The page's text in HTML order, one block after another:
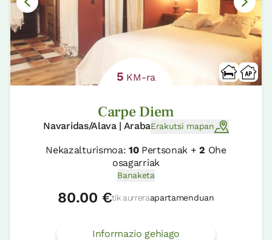
5 KM-ra
Carpe Diem
Navaridas/Alava | ArabaErakutsi mapan
Nekazalturismoa: 10Pertsonak +2 Ohe
osagarriak
Banaketa
80.00 €tik aurreraapartamenduan
Informazio gehiago